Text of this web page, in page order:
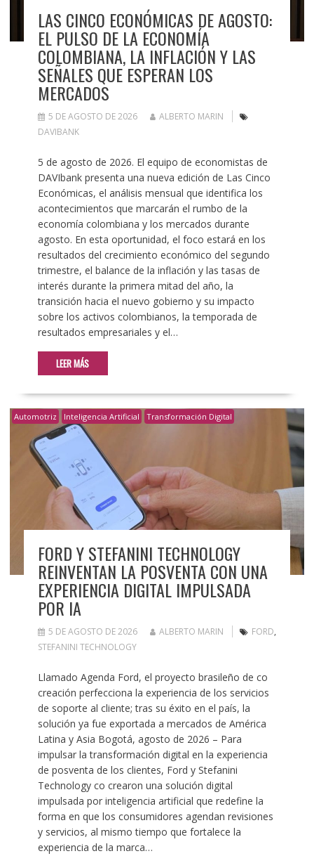
LAS CINCO ECONÓMICAS DE AGOSTO:
EL PULSO DE LA ECONOMÍA
COLOMBIANA, LA INFLACIÓN Y LAS
SEÑALES QUE ESPERAN LOS
MERCADOS
5 DE AGOSTO DE 2026
ALBERTO MARIN
DAVIBANK
5 de agosto de 2026. El equipo de economistas de
DAVIbank presenta una nueva edición de Las Cinco
Económicas, el análisis mensual que identifica los
acontecimientos que marcarán el rumbo de la
economía colombiana y los mercados durante
agosto. En esta oportunidad, el foco estará en los
resultados del crecimiento económico del segundo
trimestre, el balance de la inflación y las tasas de
interés durante la primera mitad del año, la
transición hacia el nuevo gobierno y su impacto
sobre los activos colombianos, la temporada de
resultados empresariales y el…
LEER MÁS
Automotriz Inteligencia Artificial Transformación Digital
FORD Y STEFANINI TECHNOLOGY
REINVENTAN LA POSVENTA CON UNA
EXPERIENCIA DIGITAL IMPULSADA
POR IA
5 DE AGOSTO DE 2026 ALBERTO MARIN FORD,
STEFANINI TECHNOLOGY
Llamado Agenda Ford, el proyecto brasileño de co
creación perfecciona la experiencia de los servicios
de soporte al cliente; tras su éxito en el país, la
solución ya fue exportada a mercados de América
Latina y Asia Bogotá, agosto de 2026 – Para
impulsar la transformación digital en la experiencia
de posventa de los clientes, Ford y Stefanini
Technology co crearon una solución digital
impulsada por inteligencia artificial que redefine la
forma en que los consumidores agendan revisiones
y servicios, al mismo tiempo que fortalece la
experiencia de la marca…